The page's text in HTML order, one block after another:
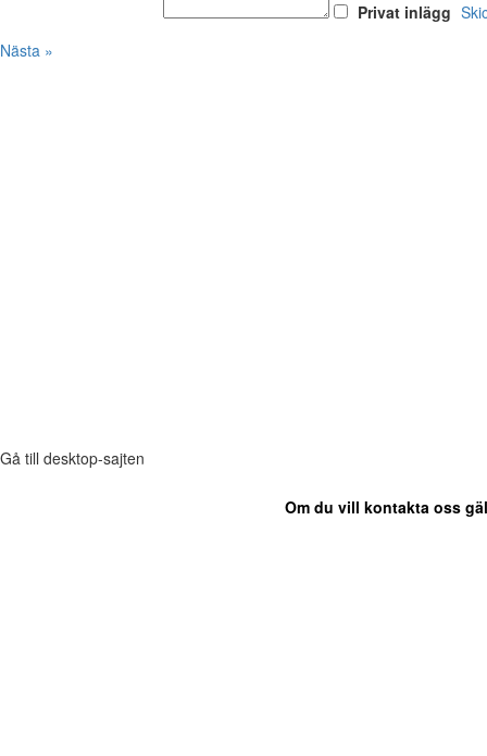
Privat inlägg
Nästa »
Gå till desktop-sajten
Om du vill kontakta oss